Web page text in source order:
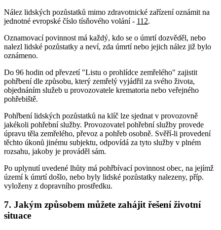
Nález lidských pozůstatků mimo zdravotnické zařízení oznámit na
jednotné evropské číslo tísňového volání - 112.
Oznamovací povinnost má každý, kdo se o úmrtí dozvěděl, nebo
nalezl lidské pozůstatky a neví, zda úmrtí nebo jejich nález již bylo
oznámeno.
Do 96 hodin od převzetí "Listu o prohlídce zemřelého" zajistit
pohřbení dle způsobu, který zemřelý vyjádřil za svého života,
objednáním služeb u provozovatele krematoria nebo veřejného
pohřebiště.
Pohřbení lidských pozůstatků na klíč lze sjednat v provozovně
jakékoli pohřební služby. Provozovatel pohřební služby provede
úpravu těla zemřelého, převoz a pohřeb osobně. Svěří-li provedení
těchto úkonů jinému subjektu, odpovídá za tyto služby v plném
rozsahu, jakoby je prováděl sám.
Po uplynutí uvedené lhůty má pohřbívací povinnost obec, na jejímž
území k úmrtí došlo, nebo byly lidské pozůstatky nalezeny, příp.
vyloženy z dopravního prostředku.
7. Jakým způsobem můžete zahájit řešení životní
situace